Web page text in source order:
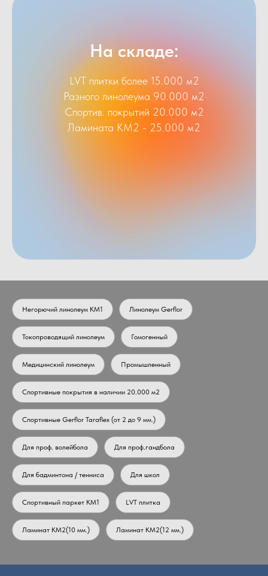
На складе:
LVT плитки более 15.000 м2
Разного линолеума 90.000 м2
Спортив. покрытий 20.000 м2
Ламината КМ2 - 25.000 м2
Негорючий линолеум КМ1 Линолеум Gerflor
Токопроводящий линолеум Гомогенный
Медицинский линолеум Промышленный
Спортивные покрытия в наличии 20.000 м2
Спортивные Gerflor Taraflex (от 2 до 9 мм.)
Для проф. волейбола Для проф.гандбола
Для бадминтона / тенниса Для школ
Спортивный паркет КМ1 LVT плитка
Ламинат КМ2(10 мм.) Ламинат КМ2(12 мм.)